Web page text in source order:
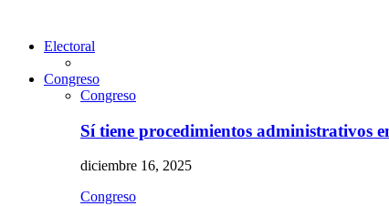
Electoral
Congreso
Congreso
Sí tiene procedimientos administrativos
diciembre 16, 2025
Congreso